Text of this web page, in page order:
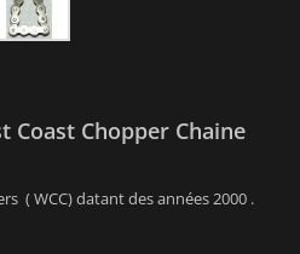
Coast Chopper Chaine
( WCC) datant des années 2000 .